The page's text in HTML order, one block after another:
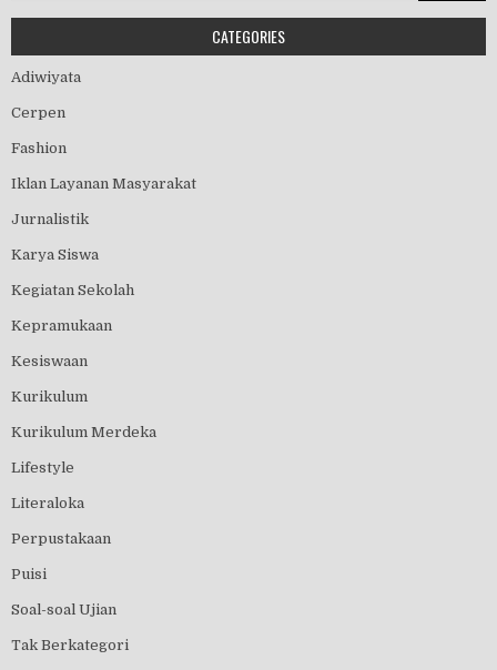
CATEGORIES
Adiwiyata
Cerpen
Fashion
Iklan Layanan Masyarakat
Jurnalistik
Karya Siswa
Kegiatan Sekolah
Kepramukaan
Kesiswaan
Kurikulum
Kurikulum Merdeka
Lifestyle
Literaloka
Perpustakaan
Puisi
Soal-soal Ujian
Tak Berkategori